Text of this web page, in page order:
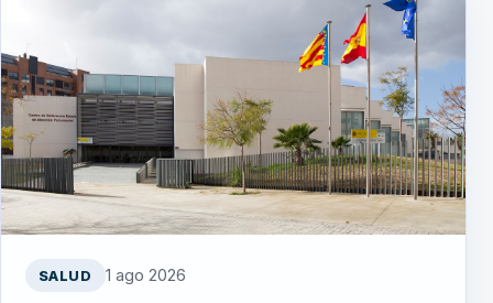
SALUD 1 ago 2026